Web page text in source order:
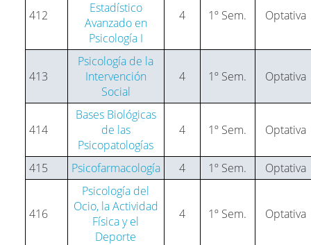
412
Estadístico
Avanzado en
Psicología I
4 1º Sem. Optativa
413
Psicología de la
Intervención
Social
4 1º Sem. Optativa
414
Bases Biológicas
de las
Psicopatologías
4 1º Sem. Optativa
415 Psicofarmacología 4 1º Sem. Optativa
416
Psicología del
Ocio, la Actividad
Física y el
Deporte
4 1º Sem. Optativa